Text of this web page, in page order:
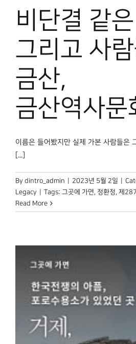
비단결 같
그리고 사
금산,
금산역사문
이름은 들어봤지만 실제 가본 사람들은
[...]
By dintro_admin 2023년 5월 2일
Legacy
Tags: 그곳에 가면, 정환정, 제
Read More